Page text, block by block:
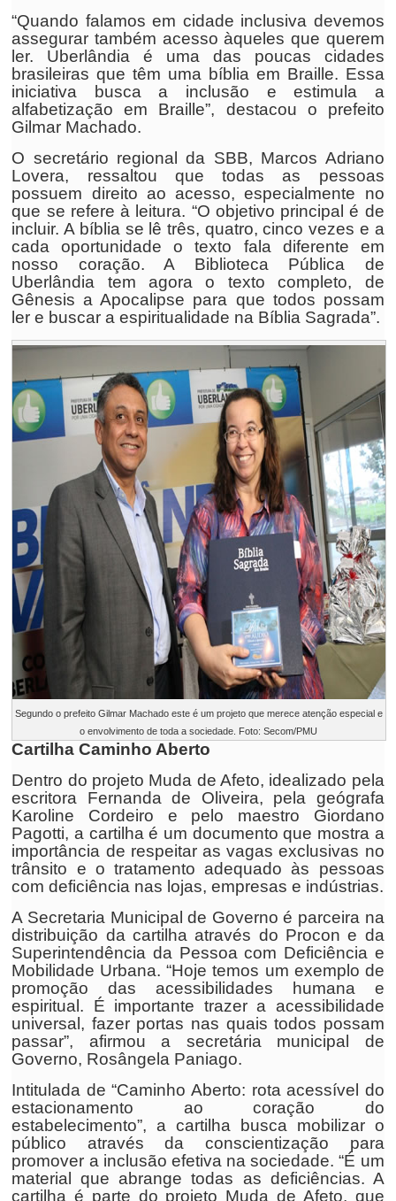
“Quando falamos em cidade inclusiva devemos
assegurar também acesso àqueles que querem
ler. Uberlândia é uma das poucas cidades
brasileiras que têm uma bíblia em Braille. Essa
iniciativa busca a inclusão e estimula a
alfabetização em Braille”, destacou o prefeito
Gilmar Machado.
O secretário regional da SBB, Marcos Adriano
Lovera, ressaltou que todas as pessoas
possuem direito ao acesso, especialmente no
que se refere à leitura. “O objetivo principal é de
incluir. A bíblia se lê três, quatro, cinco vezes e a
cada oportunidade o texto fala diferente em
nosso coração. A Biblioteca Pública de
Uberlândia tem agora o texto completo, de
Gênesis a Apocalipse para que todos possam
ler e buscar a espiritualidade na Bíblia Sagrada”.
Segundo o prefeito Gilmar Machado este é um projeto que merece atenção especial e
o envolvimento de toda a sociedade. Foto: Secom/PMU
Cartilha Caminho Aberto
Dentro do projeto Muda de Afeto, idealizado pela
escritora Fernanda de Oliveira, pela geógrafa
Karoline Cordeiro e pelo maestro Giordano
Pagotti, a cartilha é um documento que mostra a
importância de respeitar as vagas exclusivas no
trânsito e o tratamento adequado às pessoas
com deficiência nas lojas, empresas e indústrias.
A Secretaria Municipal de Governo é parceira na
distribuição da cartilha através do Procon e da
Superintendência da Pessoa com Deficiência e
Mobilidade Urbana. “Hoje temos um exemplo de
promoção das acessibilidades humana e
espiritual. É importante trazer a acessibilidade
universal, fazer portas nas quais todos possam
passar”, afirmou a secretária municipal de
Governo, Rosângela Paniago.
Intitulada de “Caminho Aberto: rota acessível do
estacionamento ao coração do
estabelecimento”, a cartilha busca mobilizar o
público através da conscientização para
promover a inclusão efetiva na sociedade. “É um
material que abrange todas as deficiências. A
cartilha é parte do projeto Muda de Afeto, que